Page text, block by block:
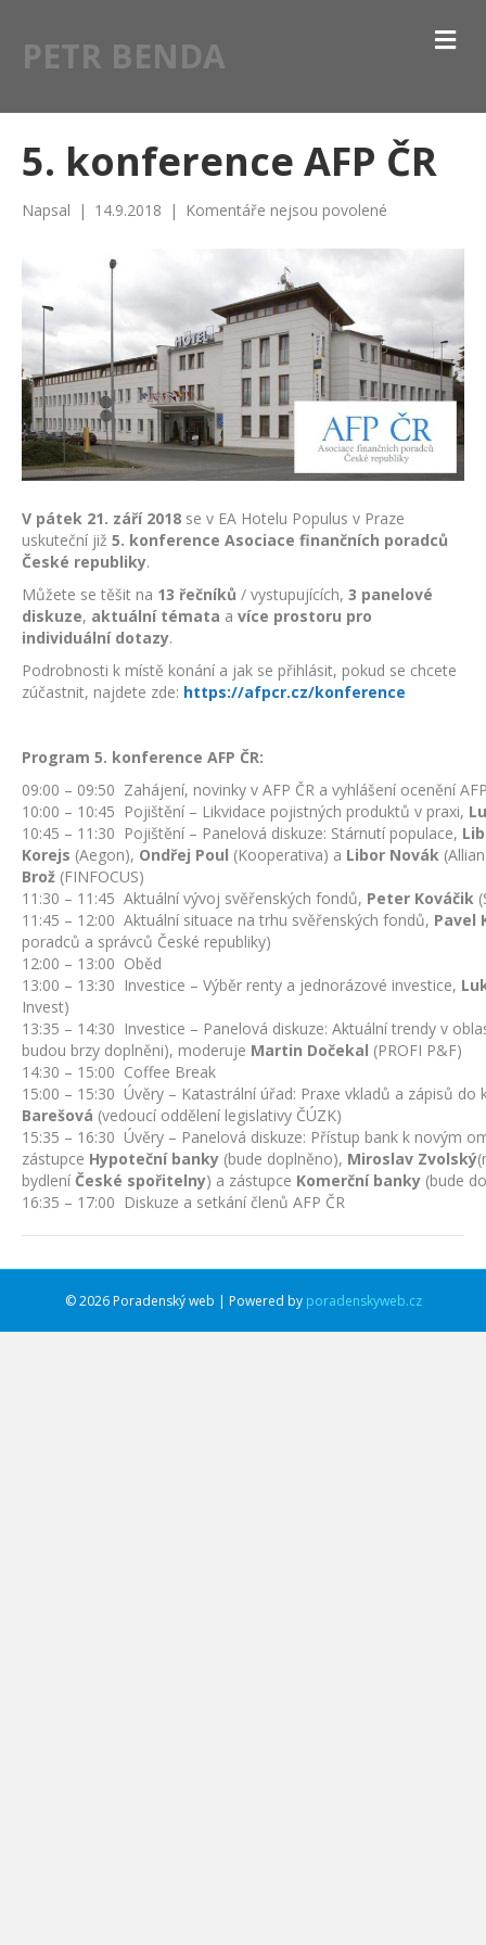
PETR BENDA M
E
5. konference AFP ČR
Napsal | 14.9.2018 | Komentáře nejsou povolené
s
AFP
ČR
V pátek 21. září 2018 se v EA Hotelu Populus v Praze
uskuteční již 5. konference Asociace finančních poradců
České republiky.
Můžete se těšit na 13 řečníků / vystupujících, 3 panelové
diskuze, aktuální témata a více prostoru pro
individuální dotazy.
Podrobnosti k místě konání a jak se přihlásit, pokud se chcete
zúčastnit, najdete zde: https://afpcr.cz/konference
Program 5. konference AFP ČR:
09:00 – 09:50 Zahájení, novinky v AFP ČR a vyhlášení ocenění
10:00 – 10:45 Pojištění – Likvidace pojistných produktů v praxi,
10:45 – 11:30 Pojištění – Panelová diskuze: Stárnutí populace,
Korejs (Aegon), Ondřej Poul (Kooperativa) a Libor Novák
Brož (FINFOCUS)
11:30 – 11:45 Aktuální vývoj svěřenských fondů, Peter Kováčik
11:45 – 12:00 Aktuální situace na trhu svěřenských fondů, Pavel
poradců a správců České republiky)
12:00 – 13:00 Oběd
13:00 – 13:30 Investice – Výběr renty a jednorázové investice,
Invest)
13:35 – 14:30 Investice – Panelová diskuze: Aktuální trendy v
budou brzy doplněni), moderuje Martin Dočekal (PROFI P&F)
14:30 – 15:00 Coffee Break
15:00 – 15:30 Úvěry – Katastrální úřad: Praxe vkladů a zápisů
Barešová (vedoucí oddělení legislativy ČÚZK)
15:35 – 16:30 Úvěry – Panelová diskuze: Přístup bank k novým
zástupce Hypoteční banky (bude doplněno), Miroslav Zvolský
bydlení České spořitelny) a zástupce Komerční banky (bude
16:35 – 17:00 Diskuze a setkání členů AFP ČR
© 2026 Poradenský web | Powered by poradenskyweb.cz